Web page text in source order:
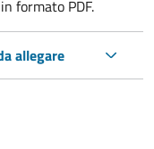
formato PDF.
allegare